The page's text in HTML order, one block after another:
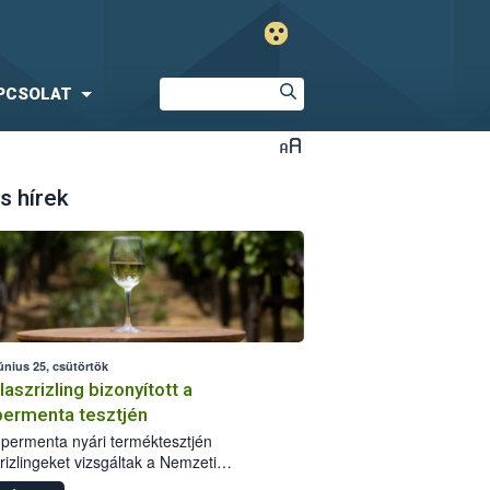
hírek
25, csütörtök
bizonyított a
tesztjén
nyári terméktesztjén
vizsgáltak a Nemzeti
biztonsági Hivatal (Nébih)